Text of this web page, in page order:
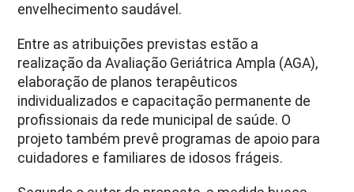
envelhecimento saudável.
Entre as atribuições previstas estão a
realização da Avaliação Geriátrica Ampla (AGA),
elaboração de planos terapêuticos
individualizados e capacitação permanente de
profissionais da rede municipal de saúde. O
projeto também prevê programas de apoio para
cuidadores e familiares de idosos frágeis.